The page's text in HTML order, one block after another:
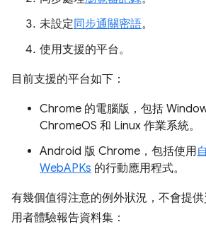
未設定同步通關密語。
使用支援的平台。
目前支援的平台如下：
Chrome 的電腦版，包括
ChromeOS 和 Linux 作業系統。
Android 版 Chrome，包括使用
WebAPKs 的行動應用程式。
有幾個值得注意的例外狀況，不會提
用者體驗報告資料集：